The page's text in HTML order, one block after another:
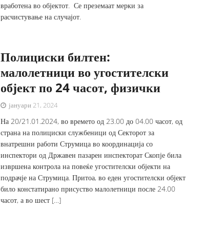
вработена во објектот. Се преземаат мерки за
расчистување на случајот.
Полициски билтен:
малолетници во угостителски
објект по 24 часот, физички
јануари 21, 2024
На 20/21.01.2024, во времето од 23.00 до 04.00 часот, од
страна на полициски службеници од Секторот за
внатрешни работи Струмица во координација со
инспектори од Државен пазарен инспекторат Скопје била
извршена контрола на повеќе угостителски објекти на
подрачје на Струмица. Притоа, во еден угостителски објект
било констатирано присуство малолетници после 24.00
часот, а во шест […]